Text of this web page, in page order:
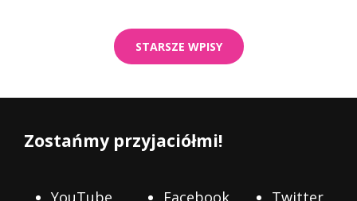
VOTANN
KÂHL
(PREZENTACJA)
STARSZE WPISY
Zostańmy przyjaciółmi!